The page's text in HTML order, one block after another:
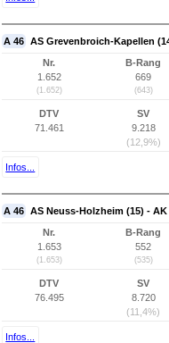
A 46 AS Grevenbroich-Kapellen
Nr.
1.652
(1.652)
B-Rang
669
(643)
DTV
71.461
SV
9.218
(12,9%)
Infos...
A 46 AS Neuss-Holzheim (15) -
Nr.
1.653
(1.653)
B-Rang
552
(535)
DTV
76.495
SV
8.720
(11,4%)
Infos...